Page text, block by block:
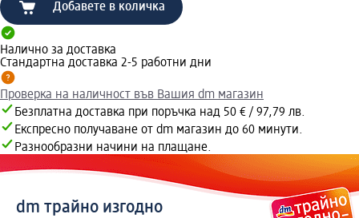
Добавете в количка
Налично за доставка
Стандартна доставка 2-5 работни дни
Проверка на наличност във Вашия dm магазин
Безплатна доставка при поръчка над 50 € / 97,79 лв.
Експресно получаване от dm магазин до 60 минути.
Разнообразни начини на плащане.
dm трайно изгодно